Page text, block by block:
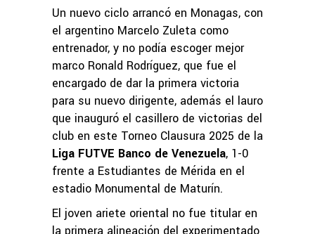
Un nuevo ciclo arrancó en Monagas, con
el argentino Marcelo Zuleta como
entrenador, y no podía escoger mejor
marco Ronald Rodríguez, que fue el
encargado de dar la primera victoria
para su nuevo dirigente, además el lauro
que inauguró el casillero de victorias del
club en este Torneo Clausura 2025 de la
Liga FUTVE Banco de Venezuela, 1-0
frente a Estudiantes de Mérida en el
estadio Monumental de Maturín.
El joven ariete oriental no fue titular en
la primera alineación del experimentado